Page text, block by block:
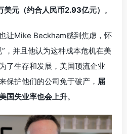
元（约合人民币2.93亿元） 。
让Mike Beckham感到焦虑，怀
，并且他认为这种成本危机在美
了生存和发展，美国顶流企业
保护他们的公司免于破产， 届
国失业率也会上升。